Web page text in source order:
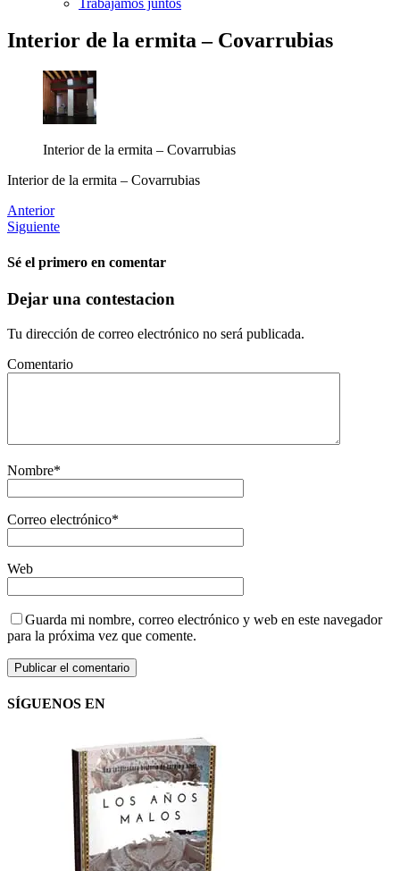
Interior de la ermita – Covarrubias
Interior de la ermita – Covarrubias
Interior de la ermita – Covarrubias
Anterior
Siguiente
Sé el primero en comentar
Dejar una contestacion
Tu dirección de correo electrónico no será publicada.
Comentario
Nombre*
Correo electrónico*
Web
Guarda mi nombre, correo electrónico y web en este navegador
para la próxima vez que comente.
SÍGUENOS EN